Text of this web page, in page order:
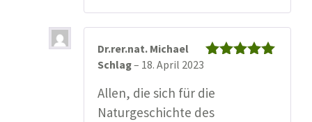
Dr.rer.nat. Michael
Schlag– 18. April 2023
Allen, die sich für die
Naturgeschichte des